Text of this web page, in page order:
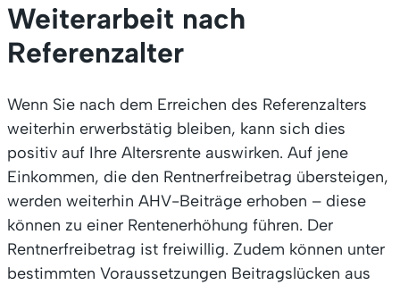
Weiterarbeit nach
Referenzalter
Wenn Sie nach dem Erreichen des Referenzalters
weiterhin erwerbstätig bleiben, kann sich dies
positiv auf Ihre Altersrente auswirken. Auf jene
Einkommen, die den Rentnerfreibetrag übersteigen,
werden weiterhin AHV-Beiträge erhoben – diese
können zu einer Rentenerhöhung führen. Der
Rentnerfreibetrag ist freiwillig. Zudem können unter
bestimmten Voraussetzungen Beitragslücken aus